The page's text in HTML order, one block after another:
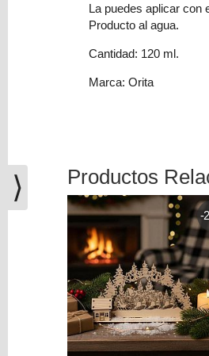
carrito
compra
vacío
Redes
Sociales
La puedes aplicar con
Producto al agua.
Cantidad: 120 ml.
Marca: Orita
Productos
-
⟩